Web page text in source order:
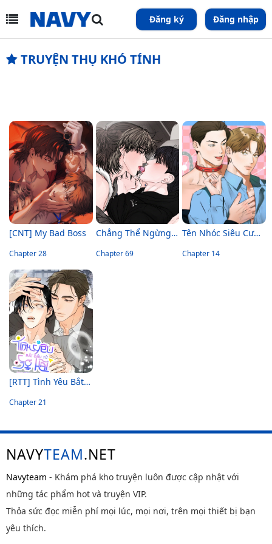
Đăng ký Đăng nhập
TRUYỆN THỤ KHÓ TÍNH
[CNT] My Bad Boss
Chapter 28
Chẳng Thể Ngừng Lại
Chapter 69
Tên Nhóc Siêu Cưng Của Tôi
Chapter 14
[RTT] Tình Yêu Bắt Đầu Từ Sợ Hãi
Chapter 21
NAVYTEAM.NET
Navyteam - Khám phá kho truyện luôn được cập nhật với
những tác phẩm hot và truyện VIP.
Thỏa sức đọc miễn phí mọi lúc, mọi nơi, trên mọi thiết bị bạn
yêu thích.